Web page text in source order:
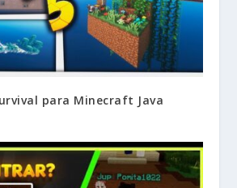
para Minecraft Java